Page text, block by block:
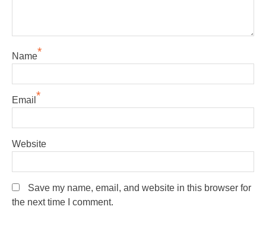
Name*
Email *
Website
Save my name, email, and website in this browser for
the next time I comment.